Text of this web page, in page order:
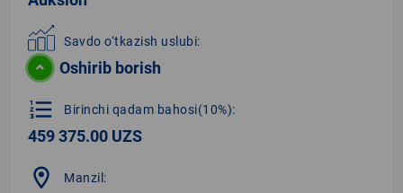
Savdo o‘tkazish uslubi:
Oshirib borish
format_list_numbered Birinchi qadam bahosi(10%):
459 375.00 UZS
location_on Manzil: